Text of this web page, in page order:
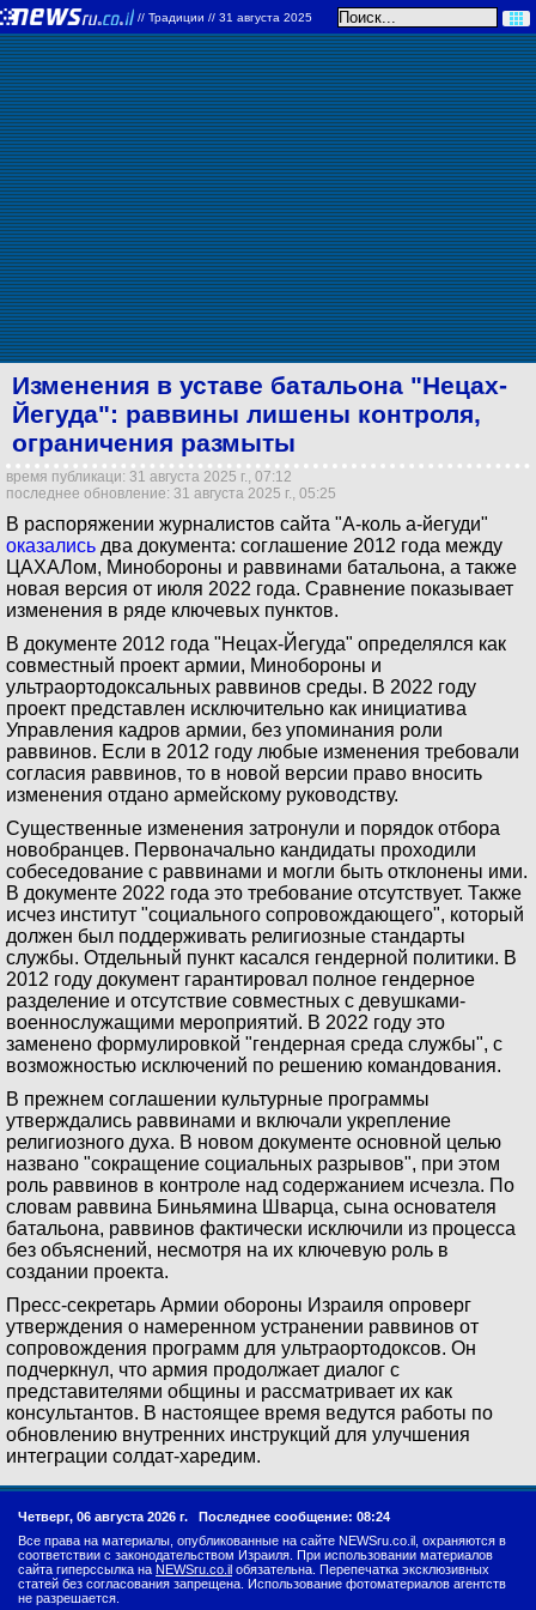
// Традиции // 31 августа 2025
Изменения в уставе батальона "Нецах-
Йегуда": раввины лишены контроля,
ограничения размыты
время публикаци: 31 августа 2025 г., 07:12
последнее обновление: 31 августа 2025 г., 05:25
В распоряжении журналистов сайта "А-коль а-йегуди"
оказались два документа: соглашение 2012 года между
ЦАХАЛом, Минобороны и раввинами батальона, а также
новая версия от июля 2022 года. Сравнение показывает
изменения в ряде ключевых пунктов.
В документе 2012 года "Нецах-Йегуда" определялся как
совместный проект армии, Минобороны и
ультраортодоксальных раввинов среды. В 2022 году
проект представлен исключительно как инициатива
Управления кадров армии, без упоминания роли
раввинов. Если в 2012 году любые изменения требовали
согласия раввинов, то в новой версии право вносить
изменения отдано армейскому руководству.
Существенные изменения затронули и порядок отбора
новобранцев. Первоначально кандидаты проходили
собеседование с раввинами и могли быть отклонены ими.
В документе 2022 года это требование отсутствует. Также
исчез институт "социального сопровождающего", который
должен был поддерживать религиозные стандарты
службы. Отдельный пункт касался гендерной политики. В
2012 году документ гарантировал полное гендерное
разделение и отсутствие совместных с девушками-
военнослужащими мероприятий. В 2022 году это
заменено формулировкой "гендерная среда службы", с
возможностью исключений по решению командования.
В прежнем соглашении культурные программы
утверждались раввинами и включали укрепление
религиозного духа. В новом документе основной целью
названо "сокращение социальных разрывов", при этом
роль раввинов в контроле над содержанием исчезла. По
словам раввина Биньямина Шварца, сына основателя
батальона, раввинов фактически исключили из процесса
без объяснений, несмотря на их ключевую роль в
создании проекта.
Пресс-секретарь Армии обороны Израиля опроверг
утверждения о намеренном устранении раввинов от
сопровождения программ для ультраортодоксов. Он
подчеркнул, что армия продолжает диалог с
представителями общины и рассматривает их как
консультантов. В настоящее время ведутся работы по
обновлению внутренних инструкций для улучшения
интеграции солдат-харедим.
Четверг, 06 августа 2026 г. Последнее сообщение: 08:24
Все права на материалы, опубликованные на сайте NEWSru.co.il, охраняются в
соответствии с законодательством Израиля. При использовании материалов
сайта гиперссылка на NEWSru.co.il обязательна. Перепечатка эксклюзивных
статей без согласования запрещена. Использование фотоматериалов агентств
не разрешается.